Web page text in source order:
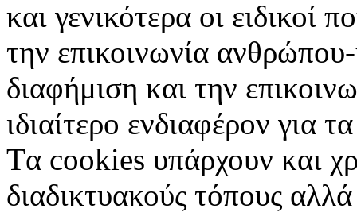
και γενικότερα οι ειδικοί
την επικοινωνία
διαφήμιση και την
ιδιαίτερο ενδιαφέρον για
Tα cookies υπάρχουν και
διαδικτυακούς τόπους